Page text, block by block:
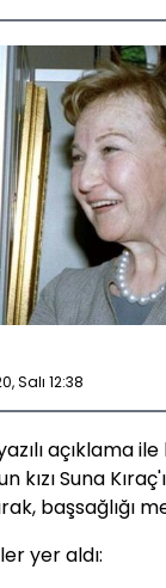
Salı 12:38
açıklama
kızı Suna
başsağlığı
yer aldı: